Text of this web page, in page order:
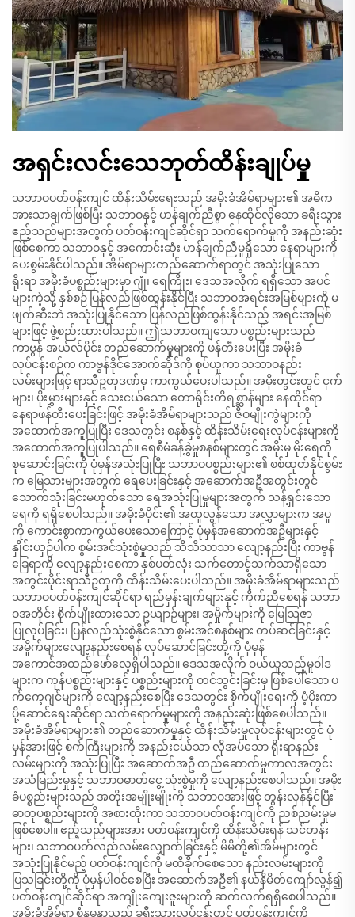
အရှင်းလင်းသေဘုတ်ထိန်းချုပ်မှု
သဘာဝပတ်ဝန်းကျင် ထိန်းသိမ်းရေးသည် အမိုးခံအိမ်ရာများ၏ အဓိက
အားသာချက်ဖြစ်ပြီး သဘာဝနှင့် ဟန်ချက်ညီစွာ နေထိုင်လိုသော ခရီးသွား
ဧည့်သည်များအတွက် ပတ်ဝန်းကျင်ဆိုင်ရာ သက်ရောက်မှုကို အနည်းဆုံး
ဖြစ်စေကာ သဘာဝနှင့် အကောင်းဆုံး ဟန်ချက်ညီမှုရှိသော နေရာများကို
ပေးစွမ်းနိုင်ပါသည်။ အိမ်ရာများတည်ဆောက်ရာတွင် အသုံးပြုသော
ရိုးရာ အမိုးခံပစ္စည်းများမှာ ဂျုံ၊ ရေကြိုး၊ ဒေသအလိုက် ရရှိသော အပင်
များကဲ့သို့ နှစ်စဉ် ပြန်လည်ဖြစ်ထွန်းနိုင်ပြီး သဘာဝအရင်းအမြစ်များကို မ
ဖျက်ဆီးဘဲ အသုံးပြုနိုင်သော ပြန်လည်ဖြစ်ထွန်းနိုင်သည့် အရင်းအမြစ်
များဖြင့် ဖွဲ့စည်းထားပါသည်။ ဤသဘာဝကျသော ပစ္စည်းများသည်
ကာဗွန်-အယ်လ်ပိုင်း တည်ဆောက်မှုများကို ဖန်တီးပေးပြီး အမိုးခံ
လုပ်ငန်းစဉ်က ကာဗွန်ဒိုင်အောက်ဆိုဒ်ကို စုပ်ယူကာ သဘာဝနည်း
လမ်းများဖြင့် ရာသီဥတုဒဏ်မှ ကာကွယ်ပေးပါသည်။ အမိုးတွင်းတွင် ငှက်
များ၊ ပိုးမွှားများနှင့် သေးငယ်သော တောရိုင်းတိရစ္ဆာန်များ နေထိုင်ရာ
နေရာဖန်တီးပေးခြင်းဖြင့် အမိုးခံအိမ်ရာများသည် ဇီဝမျိုးကွဲများကို
အထောက်အကူပြုပြီး ဒေသတွင်း စနစ်နှင့် ထိန်းသိမ်းရေးလုပ်ငန်းများကို
အထောက်အကူပြုပါသည်။ ရေစီမံခန့်ခွဲမှုစနစ်များတွင် အမိုးမှ မိုးရေကို
စုဆောင်းခြင်းကို ပုံမှန်အသုံးပြုပြီး သဘာဝပစ္စည်းများ၏ စစ်ထုတ်နိုင်စွမ်း
က မြေသားများအတွက် ရေပေးခြင်းနှင့် အဆောက်အဦအတွင်းတွင်
သောက်သုံးခြင်းမဟုတ်သော ရေအသုံးပြုမှုများအတွက် သန့်ရှင်းသော
ရေကို ရရှိစေပါသည်။ အမိုးခံပိုင်း၏ အထူလွန်သော အလွှာများက အပူ
ကို ကောင်းစွာကာကွယ်ပေးသောကြောင့် ပုံမှန်အဆောက်အဦများနှင့်
နှိုင်းယှဉ်ပါက စွမ်းအင်သုံးစွဲမှုသည် သိသိသာသာ လျော့နည်းပြီး ကာဗွန်
ခြေရာကို လျော့နည်းစေကာ နှစ်ပတ်လုံး သက်တောင့်သက်သာရှိသော
အတွင်းပိုင်းရာသီဥတုကို ထိန်းသိမ်းပေးပါသည်။ အမိုးခံအိမ်ရာများသည်
သဘာဝပတ်ဝန်းကျင်ဆိုင်ရာ ရည်မှန်းချက်များနှင့် ကိုက်ညီစေရန် သဘာ
ဝအတိုင်း စိုက်ပျိုးထားသော ဥယျာဉ်များ၊ အမှိုက်များကို မြေဩဇာ
ပြုလုပ်ခြင်း၊ ပြန်လည်သုံးစွဲနိုင်သော စွမ်းအင်စနစ်များ တပ်ဆင်ခြင်းနှင့်
အမှိုက်များလျော့နည်းစေရန် လုပ်ဆောင်ခြင်းတို့ကို ပုံမှန်
အကောင်အထည်ဖော်လေ့ရှိပါသည်။ ဒေသအလိုက် ဝယ်ယူသည့်မူဝါဒ
များက ကုန်ပစ္စည်းများနှင့် ပစ္စည်းများကို တင်သွင်းခြင်းမှ ဖြစ်ပေါ်သော ပ
က်ကေ့ဂျင်များကို လျော့နည်းစေပြီး ဒေသတွင်း စိုက်ပျိုးရေးကို ပံ့ပိုးကာ
ပို့ဆောင်ရေးဆိုင်ရာ သက်ရောက်မှုများကို အနည်းဆုံးဖြစ်စေပါသည်။
အမိုးခံအိမ်ရာများ၏ တည်ဆောက်မှုနှင့် ထိန်းသိမ်းမှုလုပ်ငန်းများတွင် ပုံ
မှန်အားဖြင့် စက်ကြီးများကို အနည်းငယ်သာ လိုအပ်သော ရိုးရာနည်း
လမ်းများကို အသုံးပြုပြီး အဆောက်အဦ တည်ဆောက်မှုကာလအတွင်း
အသံမြည်းမှုနှင့် သဘာဝဓာတ်ငွေ့ သုံးစွဲမှုကို လျော့နည်းစေပါသည်။ အမိုး
ခံပစ္စည်းများသည် အတိုးအမျိုးမျိုးကို သဘာဝအားဖြင့် တွန်းလှန်နိုင်ပြီး
ဓာတုပစ္စည်းများကို အစားထိုးကာ သဘာဝပတ်ဝန်းကျင်ကို ညစ်ညမ်းမှုမ
ဖြစ်စေပါ။ ဧည့်သည်များအား ပတ်ဝန်းကျင်ကို ထိန်းသိမ်းရန် သင်တန်း
များ၊ သဘာဝပတ်လည်လမ်းလျှောက်ခြင်းနှင့် မိမိတို့၏အိမ်များတွင်
အသုံးပြုနိုင်မည့် ပတ်ဝန်းကျင်ကို မထိခိုက်စေသော နည်းလမ်းများကို
ပြသခြင်းတို့ကို ပုံမှန်ပါဝင်စေပြီး အဆောက်အဦ၏ နယ်နိမိတ်ကျော်လွန်၍
ပတ်ဝန်းကျင်ဆိုင်ရာ အကျိုးကျေးဇူးများကို ဆက်လက်ရရှိစေပါသည်။
အမိုးခံအိမ်ရာ စံနမူနာသည် ခရီးသွားလုပ်ငန်းတွင် ပတ်ဝန်းကျင်ကို